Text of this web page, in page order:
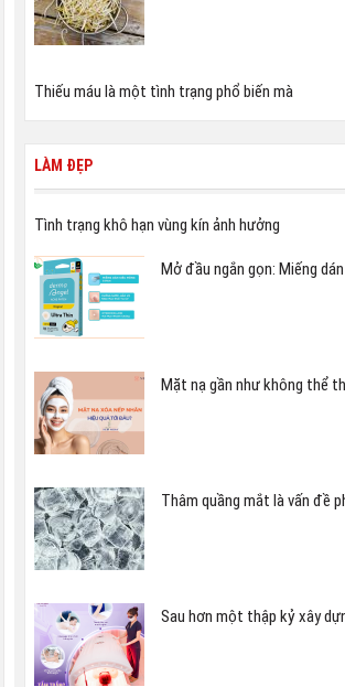
Thiếu máu là một tình trạng phổ biến mà
LÀM ĐẸP
Tình trạng khô hạn vùng kín ảnh hưởng
Mở đầu ngắn gọn: Miếng
Mặt nạ gần như không thể
Thâm quầng mắt là vấn đề
Sau hơn một thập kỷ xây